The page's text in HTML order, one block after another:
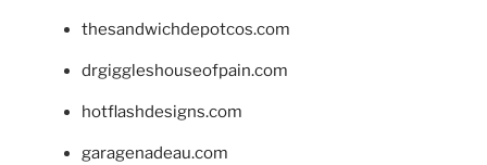
thesandwichdepotcos.com
drgiggleshouseofpain.com
hotflashdesigns.com
garagenadeau.com